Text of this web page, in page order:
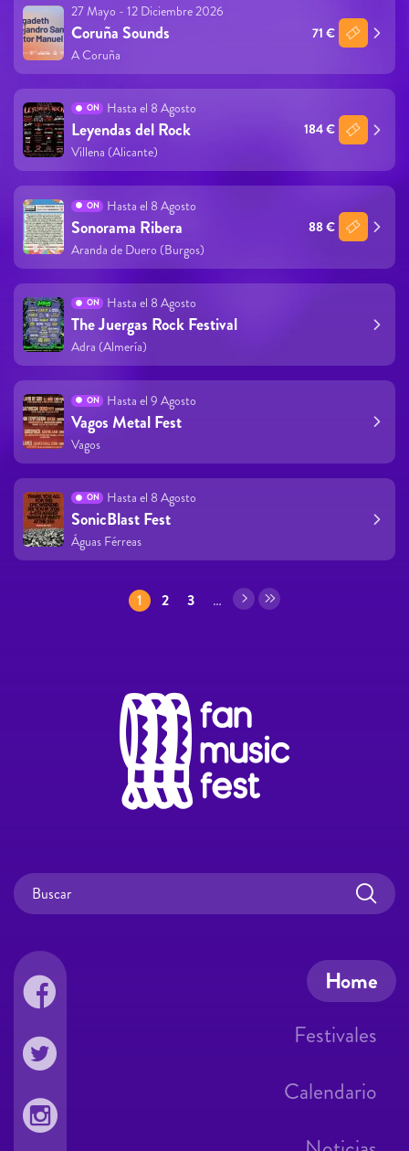
27 Mayo - 12 Diciembre 2026
Coruña Sounds
A Coruña
71 €
ON Hasta el 8 Agosto
Leyendas del Rock
Villena (Alicante)
184 €
ON Hasta el 8 Agosto
Sonorama Ribera
Aranda de Duero (Burgos)
88 €
ON Hasta el 8 Agosto
The Juergas Rock Festival
Adra (Almería)
ON Hasta el 9 Agosto
Vagos Metal Fest
Vagos
ON Hasta el 8 Agosto
SonicBlast Fest
Águas Férreas
1 2 3 …
Home
Festivales
Calendario